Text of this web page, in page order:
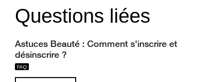
Questions liées
Astuces Beauté : Comment s'inscrire et
désinscrire ?